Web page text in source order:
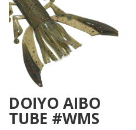
DOIYO AIBO
TUBE #WMS